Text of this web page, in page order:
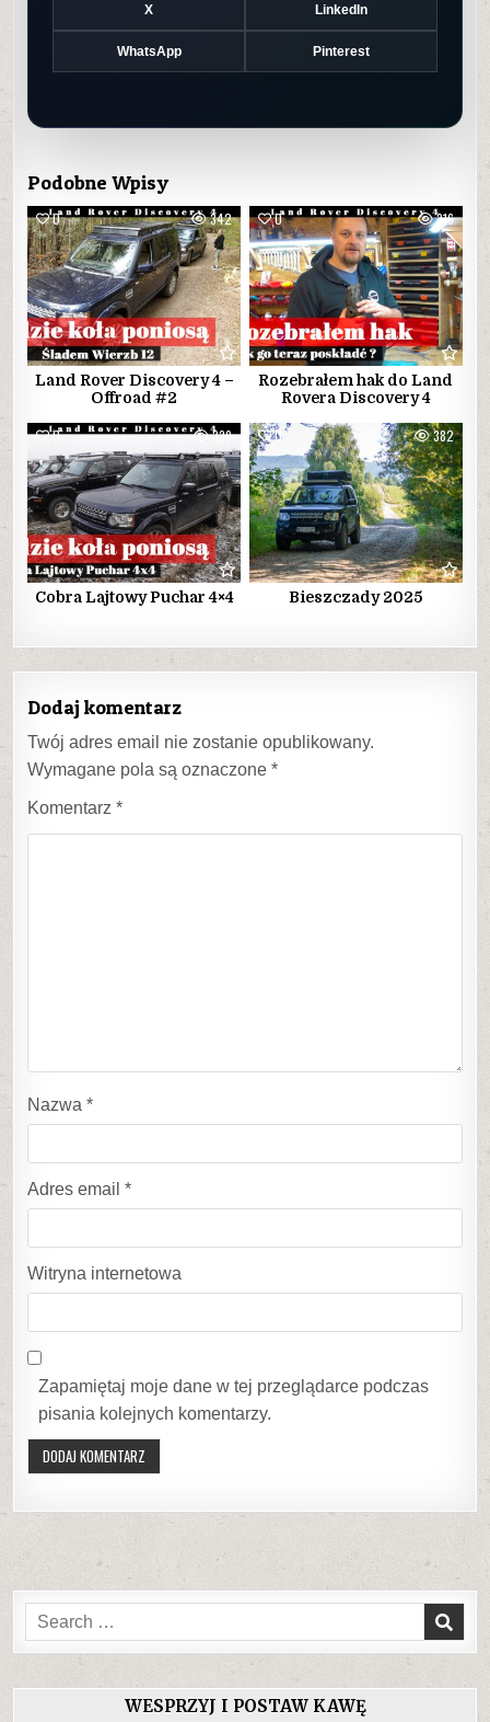
X LinkedIn
WhatsApp Pinterest
Podobne Wpisy
0 342
Land Rover Discovery 4 –
Offroad #2
0 316
Rozebrałem hak do Land
Rovera Discovery 4
0 339
Cobra Lajtowy Puchar 4×4
0 382
Bieszczady 2025
Dodaj komentarz
Twój adres email nie zostanie opublikowany.
Wymagane pola są oznaczone*
Komentarz*
Nazwa*
Adres email*
Witryna internetowa
Zapamiętaj moje dane w tej przeglądarce podczas
pisania kolejnych komentarzy.
Search
for:
WESPRZYJ I POSTAW KAWĘ